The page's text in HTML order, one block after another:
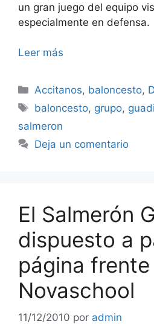
un gran juego del equipo
especialmente en defensa.
Leer más
Categorías
Accitanos, baloncesto,
Etiquetas
baloncesto, grupo,
salmeron
Deja un comentario
El Salmerón
dispuesto a
página frente
Novaschool
11/12/2010 por admin